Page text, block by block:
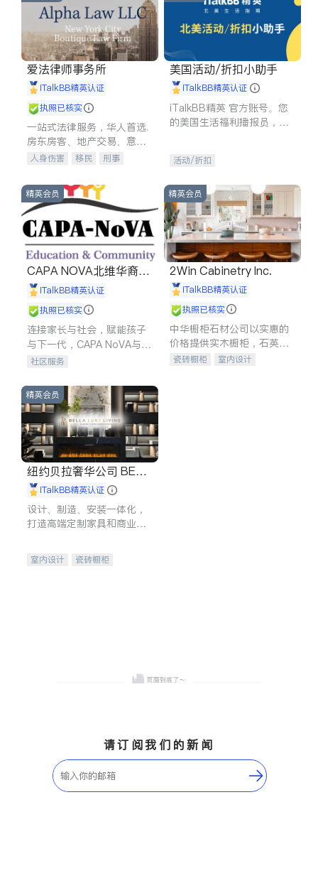
爱法律师事务所
iTalkBB精英认证
执照已核实
一站式法律服务，华人首选.
房东房客、地产交易、意外
伤害、车祸重伤、商业诉
建筑合同、刑事案件全包办
人身伤害 移民
刑事
信托/遗嘱
商业
索赔
律师-其它 保释
美国活动/折扣小助手
iTalkBB精英认证
iTalkBB精英 官方账号。您
的美国生活福利播报员，精
专属福利。
活动/折扣
精英会员
CAPA NOVA北维华裔家
长会iTalkBB精英认证
执照已核实
连接家长与社会，赋能孩子
与下一代，CAPA NoVA与您
携手建设包容、公平、充满
社区服务
精英会员
2Win Cabinetry Inc.
iTalkBB精英认证
执照已核实
中华橱柜石材公司以实惠的
价格提供实木橱柜，石英石
台面，多种优质不锈钢水
瓷砖橱柜
室内设计
精英会员
纽约贝拉奢华公司 BELL
A LUXE
iTalkBB精英认证
设计、制造、安装一体化，
打造高端定制家具和商业空
室内设计
瓷砖橱柜
请订阅我们的新闻